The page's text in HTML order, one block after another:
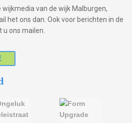
van de wijk Malburgen,
het ons dan. Ook voor berichten in de
ons mailen.